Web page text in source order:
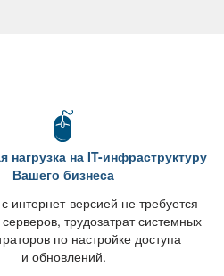
нагрузка на IT-инфраструктуру
ашего бизнеса
интернет-версией не требуется
трудозатрат системных
по настройке доступа
и обновлений.